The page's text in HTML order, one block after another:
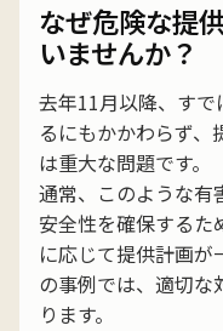
なぜ危険な提
いませんか？
去年11月以降、す
るにもかかわらず、
は重大な問題です。
通常、このような有
安全性を確保するた
に応じて提供計画
の事例では、適切な
ります。